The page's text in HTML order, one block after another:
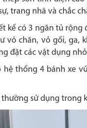
trang nhã và chắc
kế có 3 ngăn tủ
vỏ chăn, vỏ gối,
đặt các vật dụng
hệ thống 4 bánh xe
thường sử dụng trong